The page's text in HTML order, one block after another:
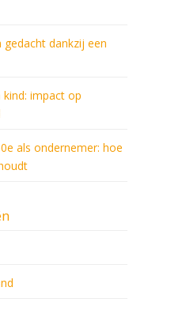
dankzij een
impact op
als ondernemer: hoe